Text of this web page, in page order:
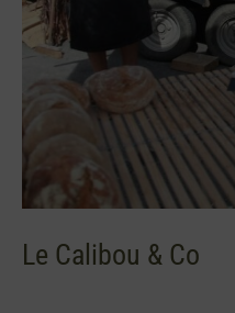
Le Calibou & Co